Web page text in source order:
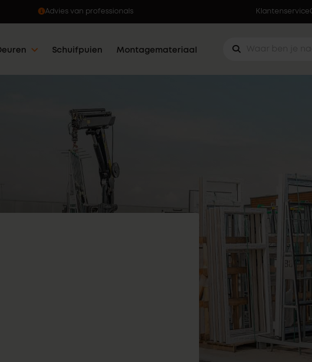
Ophalen wanneer jou dat uitkomt Klantenservice
Schuifpuien Montagemateriaal